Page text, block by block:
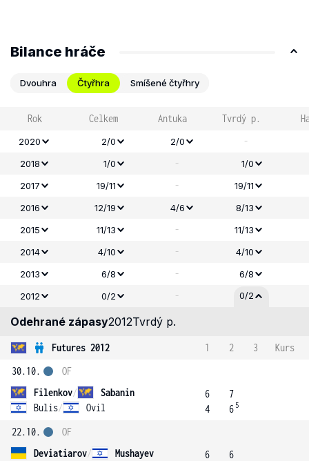
Bilance hráče
Dvouhra Čtyřhra Smíšené čtyřhry
Rok Celkem Antuka Tvrdý p.
2020 2/0 2/0 -
2018 1/0 -
1/0
2017
19/11 -
19/11
2016
12/19 4/6
8/13
2015
11/13 -
11/13
2014
4/10 -
4/10
2013
6/8 -
6/8
2012
0/2 - 0/2
Odehrané zápasy2012Tvrdý p.
Futures 2012 1 2 3
Kurs
30.10.
Filenkov/
Sabanin
Bulis/ Ovil
OF
6
4
7
6 5
22.10.
Deviatiarov/
Mushayev
OF
6
6